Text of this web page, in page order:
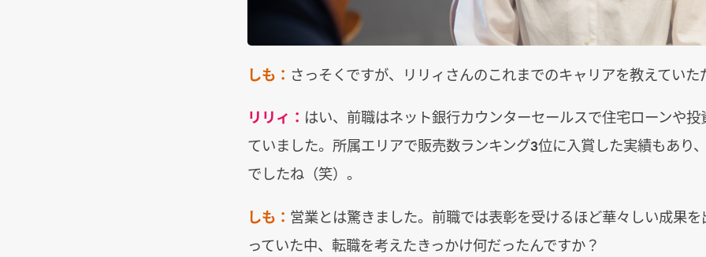
しも： さっそくですが、リリィさんのこれまでのキャリアを教えていた
リリィ： はい、前職はネット銀行カウンターセールスで住宅ローンや
ていました。所属エリアで販売数ランキング3位に入賞した実績もあり
でしたね（笑）。
しも： 営業とは驚きました。前職では表彰を受けるほど華々しい成果
っていた中、転職を考えたきっかけ何だったんですか？